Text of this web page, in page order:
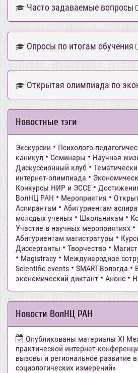
Часто задаваемые вопросы
Опросы по итогам обучения
Открытая олимпиада по
Новостные тэги
Экскурсии • Психолого-
каникул • Семинары • Научная
Дискуссионный клуб •
интернет-олимпиада •
Конкурсы НИР и ЭССЕ •
ВолНЦ РАН • Мероприятия •
Аспирантам • Абитуриентам
молодых ученых • Школьникам •
Участие в научных мероприятиях •
Абитуриентам магистратуры •
Диссертанты • Творчество •
• Magistracy • Международное
Scientific events • SMART-Вологда •
экономический диктант • Анонс •
Новости ВолНЦ РАН
Опубликованы материалы XI
практической интернет-
вызовы и региональное развитие
социологических измерений»